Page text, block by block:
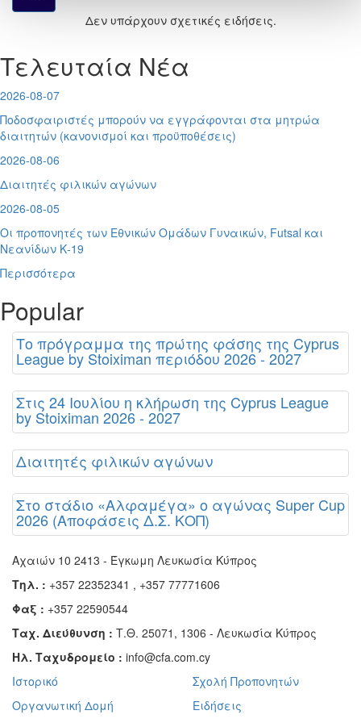
Δεν υπάρχουν σχετικές ειδήσεις.
Τελευταία Νέα
2026-08-07
Ποδοσφαιριστές μπορούν να εγγράφονται στα μητρώα
διαιτητών (κανονισμοί και προϋποθέσεις)
2026-08-06
Διαιτητές φιλικών αγώνων
2026-08-05
Οι προπονητές των Εθνικών Ομάδων Γυναικών, Futsal και
Νεανίδων Κ-19
Περισσότερα
Popular
Το πρόγραμμα της πρώτης φάσης της Cyprus
League by Stoiximan περιόδου 2026 - 2027
Στις 24 Ιουλίου η κλήρωση της Cyprus League
by Stoiximan 2026 - 2027
Διαιτητές φιλικών αγώνων
Στο στάδιο «Αλφαμέγα» ο αγώνας Super Cup
2026 (Αποφάσεις Δ.Σ. ΚΟΠ)
Αχαιών 10 2413 - Έγκωμη Λευκωσία Κύπρος
Τηλ. : +357 22352341 , +357 77771606
Φαξ : +357 22590544
Ταχ. Διεύθυνση : Τ.Θ. 25071, 1306 - Λευκωσία Κύπρος
Ηλ. Ταχυδρομείο : info@cfa.com.cy
Ιστορικό
Οργανωτική Δομή
Σχολή Προπονητών
Ειδήσεις